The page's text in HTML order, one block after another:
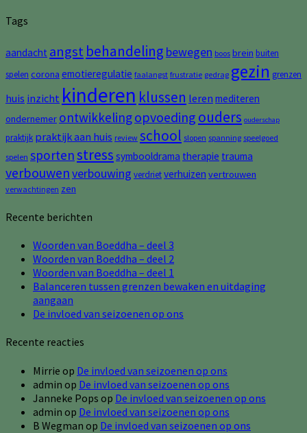
Tags
aandacht angst behandeling bewegen boos brein buiten
spelen corona emotieregulatie faalangst frustratie gedrag gezin grenzen
huis inzicht kinderen klussen leren mediteren
ondernemer ontwikkelingopvoeding ouders ouderschap
praktijk praktijk aan huis review school slopen spanning speelgoed
spelen sportenstress symbooldrama therapie trauma
verbouwenverbouwing verdrietverhuizen vertrouwen
verwachtingen zen
Recente berichten
Woorden van Boeddha – deel 3
Woorden van Boeddha – deel 2
Woorden van Boeddha – deel 1
Balanceren tussen grenzen bewaken en uitdaging
aangaan
De invloed van seizoenen op ons
Recente reacties
Mirrie op De invloed van seizoenen op ons
admin op De invloed van seizoenen op ons
Janneke Pops op De invloed van seizoenen op ons
admin op De invloed van seizoenen op ons
B Wegman op De invloed van seizoenen op ons